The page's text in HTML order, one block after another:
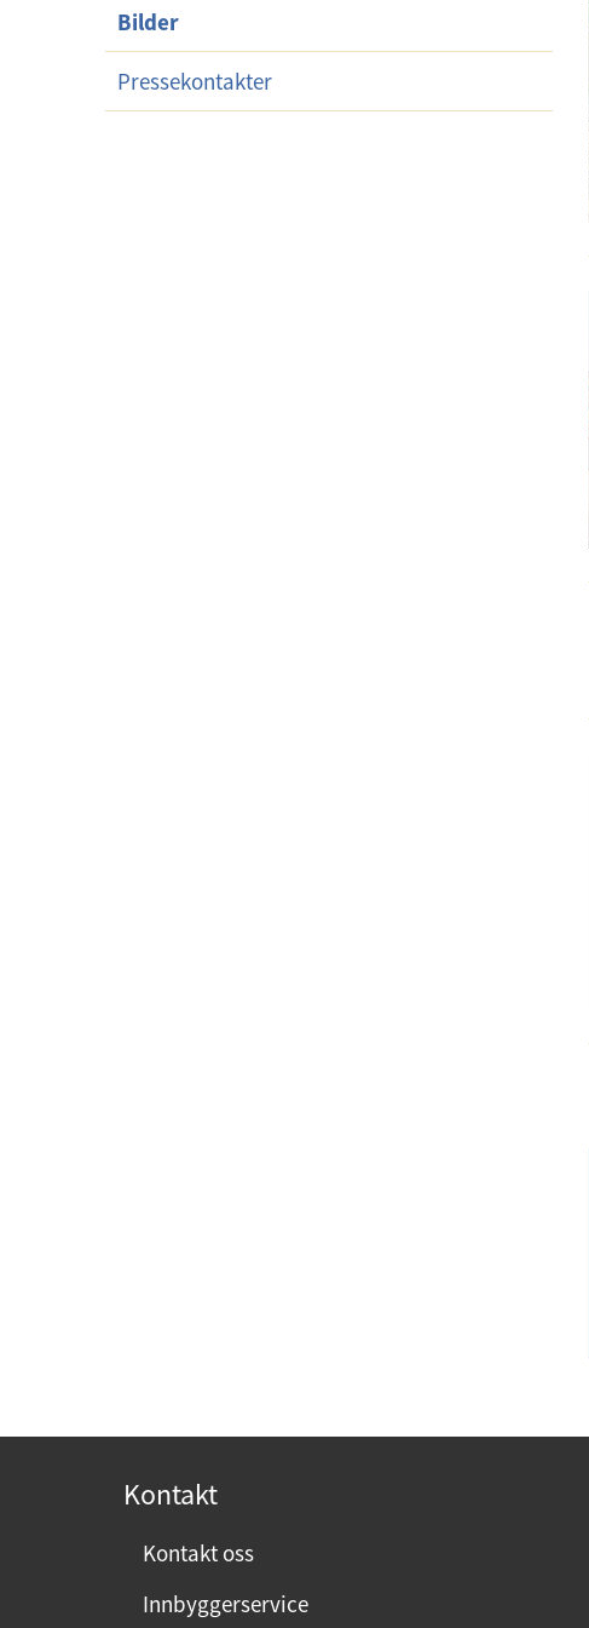
Bilder
Pressekontakter
Kontakt
Kontakt oss
Innbyggerservice